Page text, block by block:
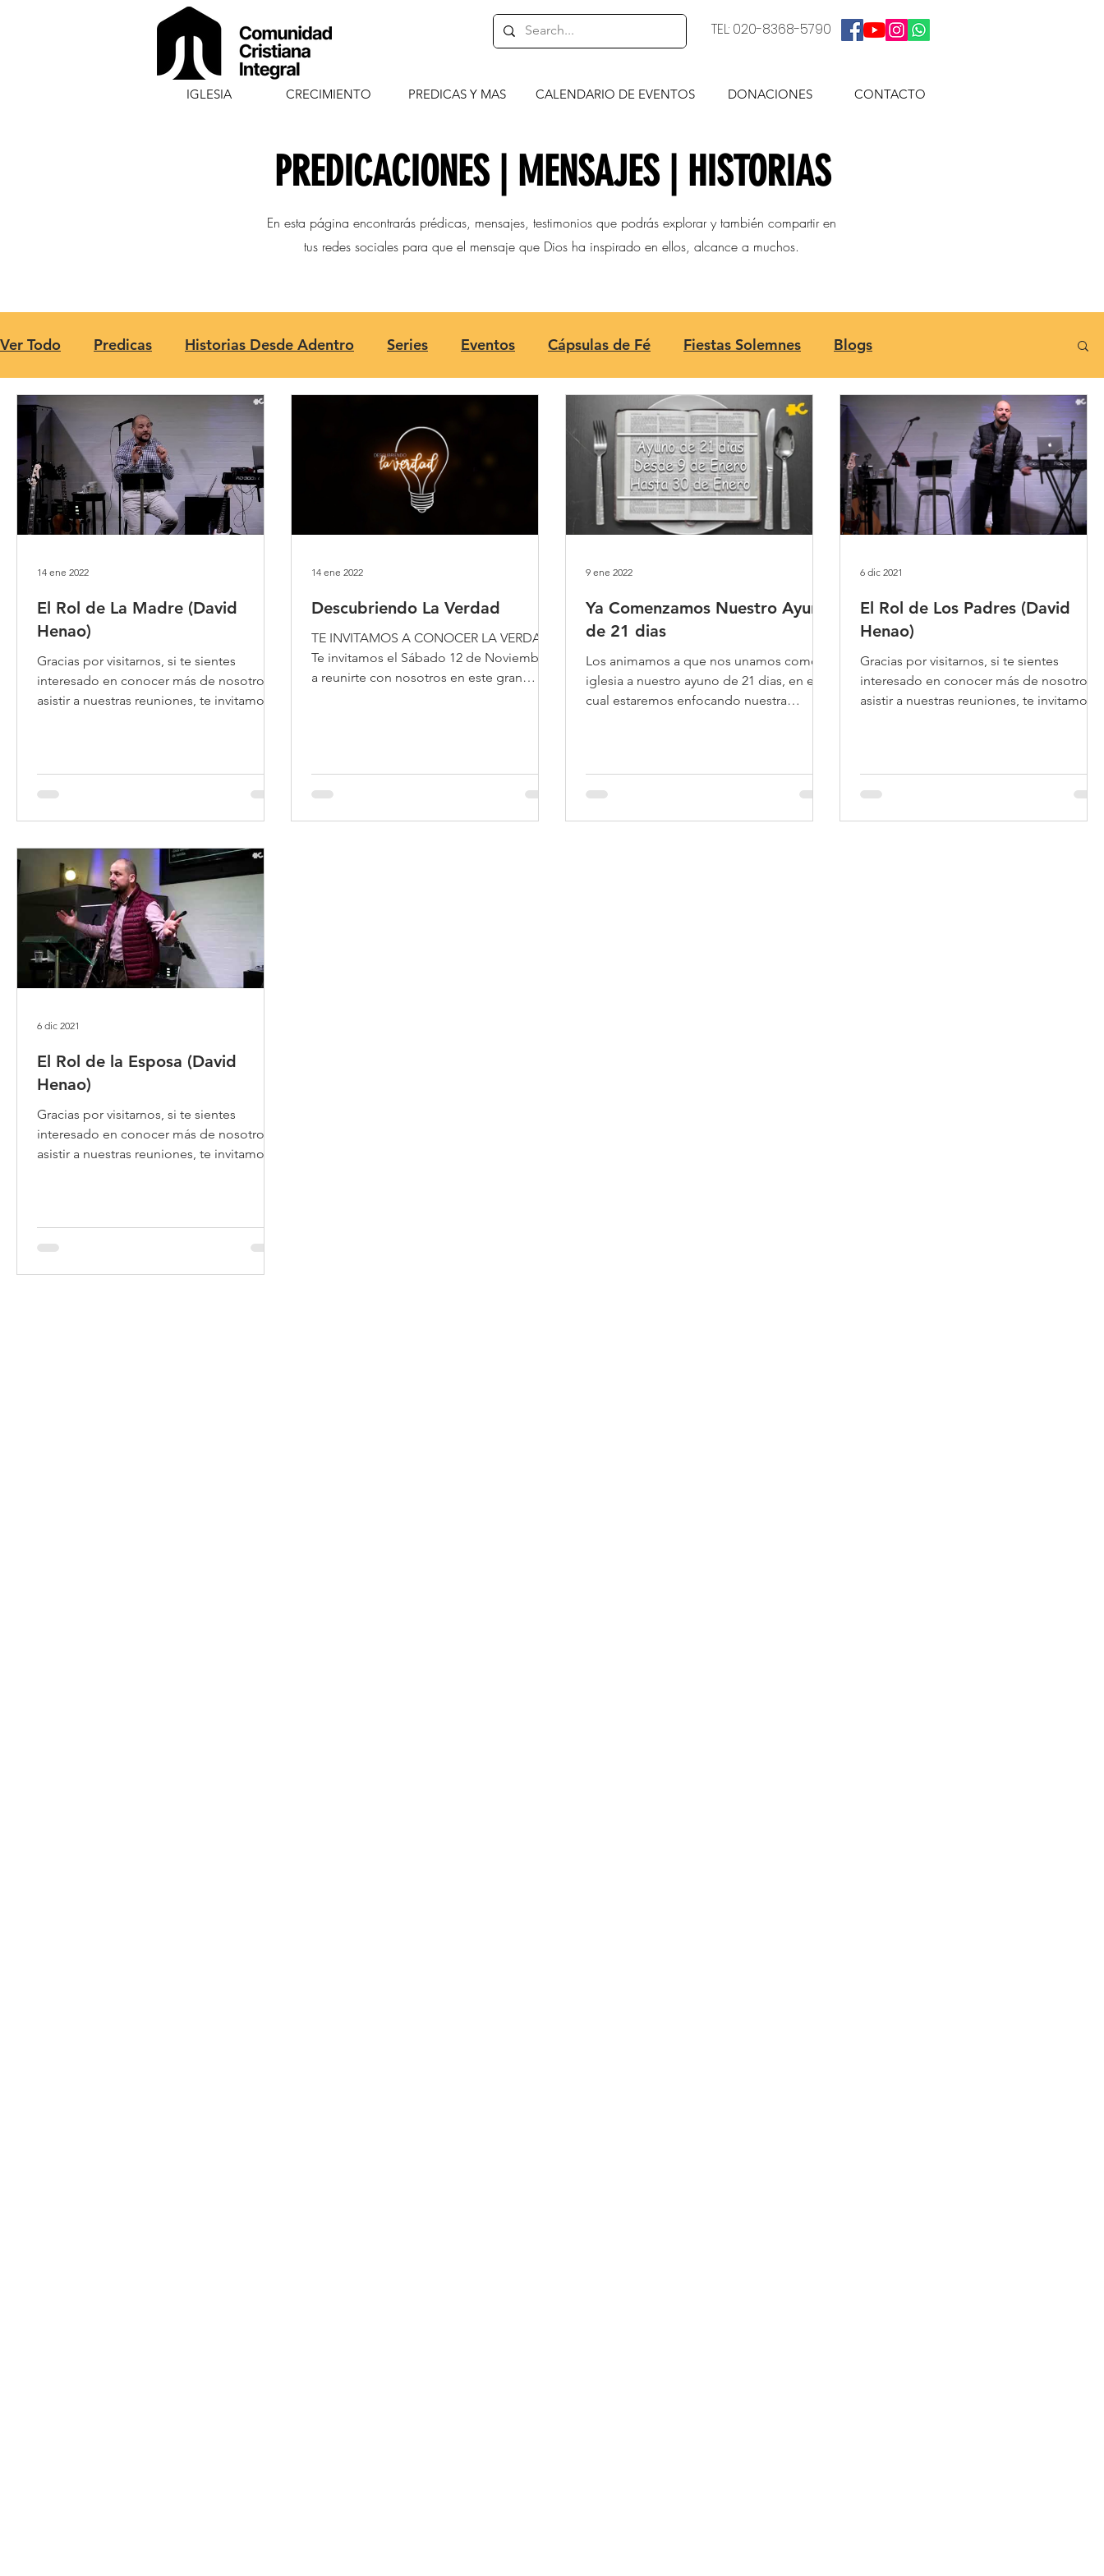
IGLESIA CRECIMIENTO
TEL: 020-8368-5790
PREDICAS Y MAS CALENDARIO DE EVENTOS DONACIONES CONTACTO
PREDICACIONES | MENSAJES | HISTORIAS
En esta página encontrarás prédicas, mensajes, testimonios que podrás explorar y también compartir en
tus redes sociales para que el mensaje que Dios ha inspirado en ellos, alcance a muchos.
Ver Todo Predicas Historias Desde Adentro Series Eventos Cápsulas de Fé Fiestas Solemnes Blogs
Bocaditos de Esperanza
El Rol de La Madre (David
Henao)
Gracias por visitarnos, si te sientes
interesado en conocer más de nosotros y
asistir a nuestras reuniones, te invitamos a
14 ene 2022
Descubriendo La Verdad
TE INVITAMOS A CONOCER LA VERDAD
Te invitamos el Sábado 12 de Noviembre
a reunirte con nosotros en este gran
14 ene 2022
Ya Comenzamos Nuestro Ayuno
de 21 dias
Los animamos a que nos unamos como
iglesia a nuestro ayuno de 21 dias, en el
cual estaremos enfocando nuestra
9 ene 2022
El Rol de Los Padres (David
Henao)
Gracias por visitarnos, si te sientes
interesado en conocer más de nosotros y
asistir a nuestras reuniones, te invitamos a
6 dic 2021
El Rol de la Esposa (David
Henao)
Gracias por visitarnos, si te sientes
interesado en conocer más de nosotros y
asistir a nuestras reuniones, te invitamos a
6 dic 2021